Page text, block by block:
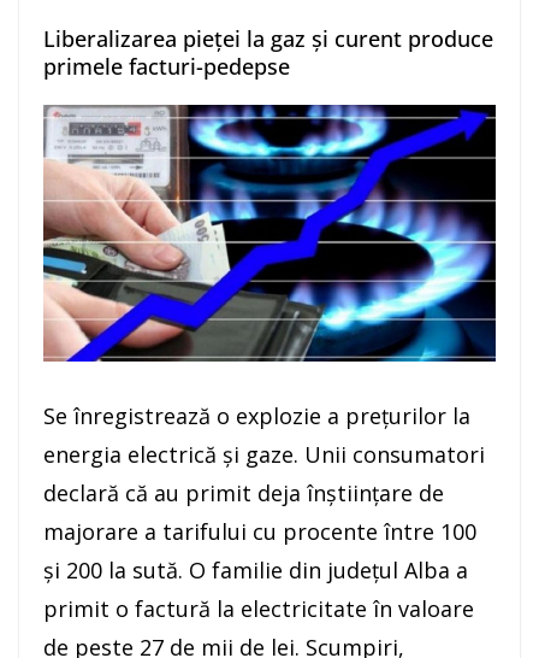
Liberalizarea pieței la gaz și curent produce
primele facturi-pedepse
Se înregistrează o explozie a prețurilor la
energia electrică și gaze. Unii consumatori
declară că au primit deja înștiințare de
majorare a tarifului cu procente între 100
și 200 la sută. O familie din județul Alba a
primit o factură la electricitate în valoare
de peste 27 de mii de lei. Scumpiri,